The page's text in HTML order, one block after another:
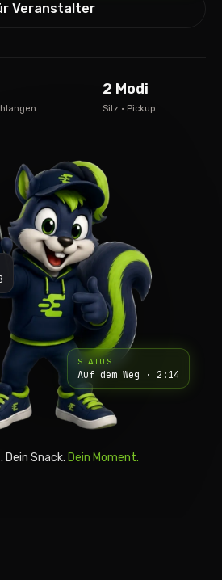
Veranstalter
2 Modi
Sitz · Pickup
STATUS
Auf dem Weg · 2:14
Dein Snack. Dein Moment.